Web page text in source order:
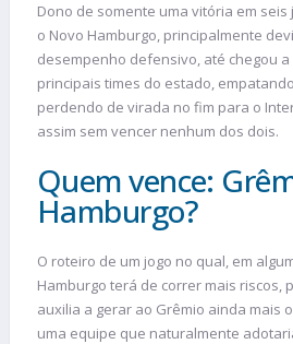
Dono de somente uma vitória em
o Novo Hamburgo, principalmente
desempenho defensivo, até chegou
principais times do estado,
perdendo de virada no fim para o
assim sem vencer nenhum dos dois.
Quem vence:
Hamburgo?
O roteiro de um jogo no qual, em
Hamburgo terá de correr mais riscos,
auxilia a gerar ao Grêmio ainda mais
uma equipe que naturalmente